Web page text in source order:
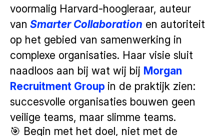
voormalig Harvard-hoogleraar, auteur
van Smarter Collaboration en autoriteit
op het gebied van samenwerking in
complexe organisaties. Haar visie sluit
naadloos aan bij wat wij bij Morgan
Recruitment Group in de praktijk zien:
succesvolle organisaties bouwen geen
veilige teams, maar slimme teams.
🎯 Begin met het doel, niet met de